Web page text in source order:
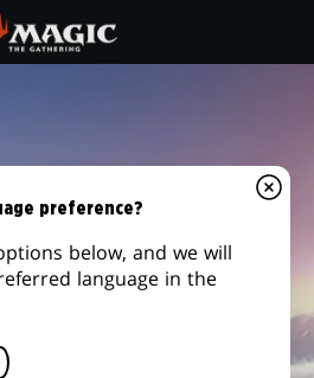
preference?
below, and we will
language in the